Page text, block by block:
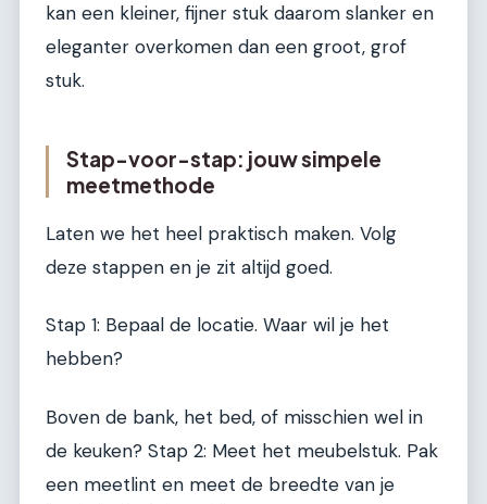
kan een kleiner, fijner stuk daarom slanker en
eleganter overkomen dan een groot, grof
stuk.
Stap-voor-stap: jouw simpele
meetmethode
Laten we het heel praktisch maken. Volg
deze stappen en je zit altijd goed.
Stap 1: Bepaal de locatie. Waar wil je het
hebben?
Boven de bank, het bed, of misschien wel in
de keuken? Stap 2: Meet het meubelstuk. Pak
een meetlint en meet de breedte van je